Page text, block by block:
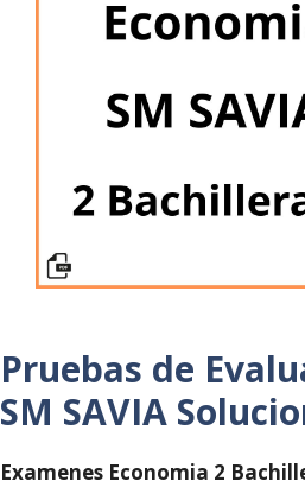
Pruebas de
SM SAVIA
Examenes Economia 2